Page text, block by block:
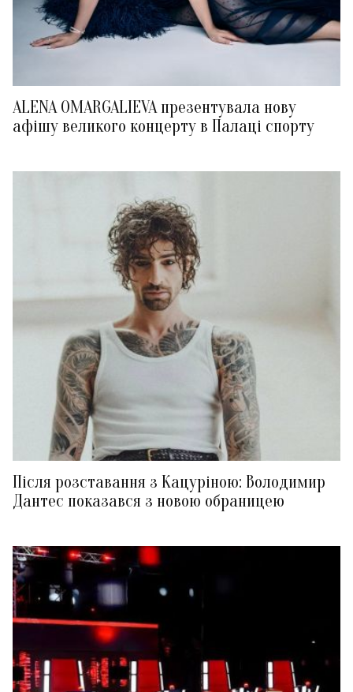
ALENA OMARGALIEVA презентувала нову
афішу великого концерту в Палаці спорту
Після розставання з Кацуріною: Володимир
Дантес показався з новою обраницею